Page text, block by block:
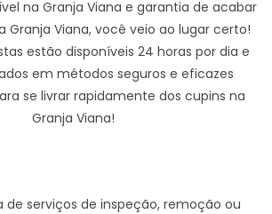
na Granja Viana e garantia de acabar
Granja Viana, você veio ao lugar certo!
estão disponíveis 24 horas por dia e
em métodos seguros e eficazes
se livrar rapidamente dos cupins na
Granja Viana!
de serviços de inspeção, remoção ou